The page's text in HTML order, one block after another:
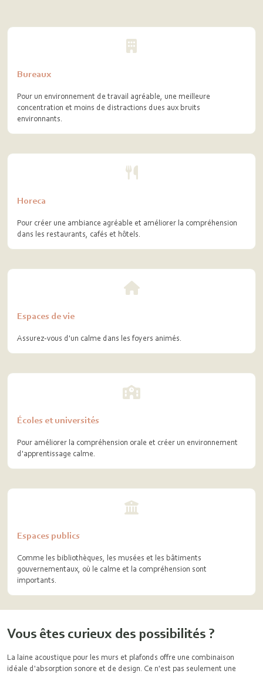
Bureaux
Pour un environnement de travail agréable, une meilleure
concentration et moins de distractions dues aux bruits
environnants.
Horeca
Pour créer une ambiance agréable et améliorer la compréhension
dans les restaurants, cafés et hôtels.
Espaces de vie
Assurez-vous d'un calme dans les foyers animés.
Écoles et universités
Pour améliorer la compréhension orale et créer un environnement
d'apprentissage calme.
Espaces publics
Comme les bibliothèques, les musées et les bâtiments
gouvernementaux, où le calme et la compréhension sont
importants.
Vous êtes curieux des possibilités ?
La laine acoustique pour les murs et plafonds offre une combinaison
idéale d'absorption sonore et de design. Ce n'est pas seulement une